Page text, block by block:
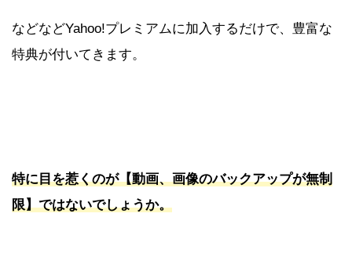
などなどYahoo!プレミアムに加入するだけで、豊富な
特典が付いてきます。
特に目を惹くのが【動画、画像のバックアップが無制
限】ではないでしょうか。